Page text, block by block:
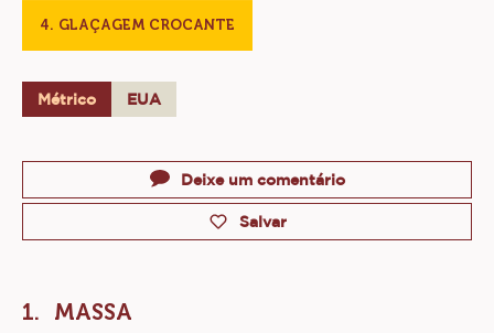
GLAÇAGEM CROCANTE
Métrico EUA
Deixe um comentário
Salvar
MASSA